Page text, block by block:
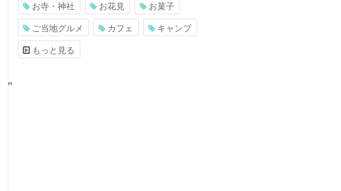
お寺・神社 お花見 お菓子
ご当地グルメ カフェ キャンプ
もっと見る
"